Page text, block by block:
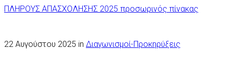
ΠΛΗΡΟΥΣ ΑΠΑΣΧΟΛΗΣΗΣ 2025 προσωρινός πίνακας
22 Αυγούστου 2025 in Διαγωνισμοί-Προκηρύξεις